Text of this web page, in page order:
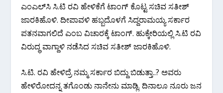
ಎಂಎಲ್‌ಸಿ ಸಿ.ಟಿ ರವಿ ಹೇಳಿಕೆಗೆ ಟಾಂಗ್ ಕೊಟ್ಟ ಸಚಿವ ಸತೀಶ್
ಜಾರಕಿಹೊಳಿ. ದೀಪಾವಳಿ ಹಬ್ಬದೊಳಗೆ ಸಿದ್ದರಾಮಯ್ಯ ಸರ್ಕಾರ
ಪತನವಾಗಲಿದೆ ಎಂಬ ವಿಚಾರಕ್ಕೆ ಟಾಂಗ್. ಹುಕ್ಕೇರಿಯಲ್ಲಿ ಸಿ.ಟಿ ರವಿ
ವಿರುದ್ಧ ವಾಗ್ದಾಳಿ ನಡೆಸಿದ ಸಚಿವ ಸತೀಶ್ ಜಾರಕಿಹೊಳಿ.
ಸಿ.ಟಿ. ರವಿ ಹೇಳಿದ್ರೆ ನಮ್ಮ ಸರ್ಕಾರ ಬಿದ್ದು ಬಿಡುತ್ತಾ..? ಅವರು
ಹೇಳಿರೋದನ್ನ ತಗೊಂಡು ನಾನೇನು ಮಾಡ್ಲಿ. ದಿನಾಲೂ ನೂರು ಜನ